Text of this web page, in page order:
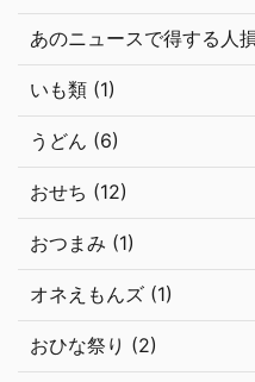
あのニュースで得する人
いも類 (1)
うどん (6)
おせち (12)
おつまみ (1)
オネえもんズ (1)
おひな祭り (2)